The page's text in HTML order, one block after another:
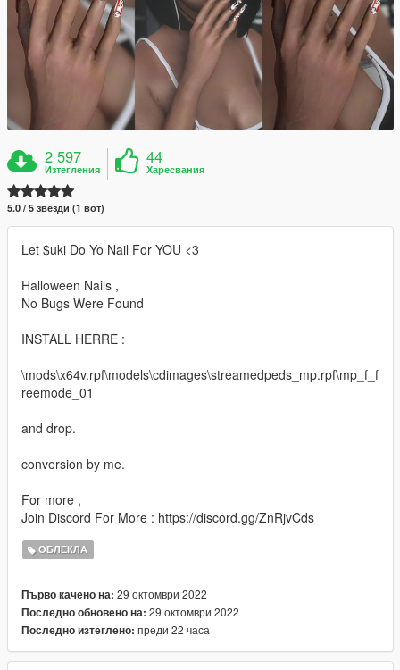
2 597
Изтегления
44
Харесвания
5.0 / 5 звезди (1 вот)
Let $uki Do Yo Nail For YOU <3
Halloween Nails ,
No Bugs Were Found
INSTALL HERRE :
\mods\x64v.rpf\models\cdimages\streamedpeds_mp.rpf\mp_f_f
reemode_01
and drop.
conversion by me.
For more ,
Join Discord For More : https://discord.gg/ZnRjvCds
ОБЛЕКЛА
Първо качено на: 29 октомври 2022
Последно обновено на: 29 октомври 2022
Последно изтеглено: преди 22 часа